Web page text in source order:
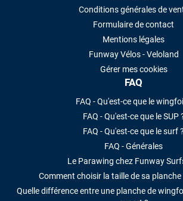
Conditions générales de
Formulaire de contact
Mentions légales
Funway Vélos - Veloland
Gérer mes cookies
FAQ
FAQ - Qu'est-ce que le
FAQ - Qu'est-ce que le SUP
FAQ - Qu'est-ce que le surf ?
FAQ - Générales
Le Parawing chez Funway
Comment choisir la taille de sa
Quelle différence entre une planche de